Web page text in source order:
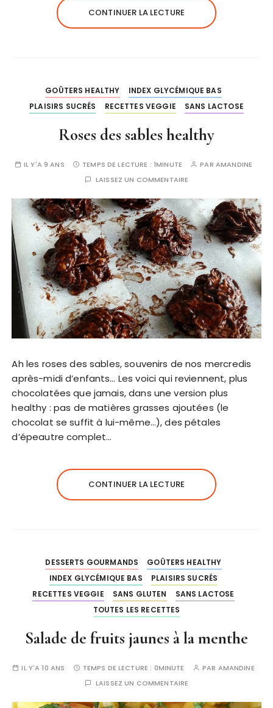
CONTINUER LA LECTURE
GOÛTERS HEALTHY
INDEX GLYCÉMIQUE BAS
PLAISIRS SUCRÉS
RECETTES VEGGIE SANS LACTOSE
Roses des sables healthy
IL Y'A 9 ANS TEMPS DE LECTURE : 1MINUTE PAR AMANDINE
LAISSEZ UN COMMENTAIRE
Ah les roses des sables, souvenirs de nos mercredis
après-midi d’enfants… Les voici qui reviennent, plus
chocolatées que jamais, dans une version plus
healthy : pas de matières grasses ajoutées (le
chocolat se suffit à lui-même…), des pétales
d’épeautre complet…
CONTINUER LA LECTURE
DESSERTS GOURMANDS
GOÛTERS HEALTHY
INDEX GLYCÉMIQUE BAS
PLAISIRS SUCRÉS
RECETTES VEGGIE
SANS GLUTEN
SANS LACTOSE
TOUTES LES RECETTES
Salade de fruits jaunes à la menthe
IL Y'A 10 ANS TEMPS DE LECTURE : 0MINUTE PAR AMANDINE
LAISSEZ UN COMMENTAIRE